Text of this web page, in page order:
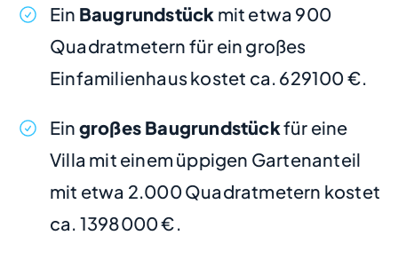
Ein Baugrundstück mit etwa 900
Quadratmetern für ein großes
Einfamilienhaus kostet ca. 629100 €.
Ein großes Baugrundstückfür eine
Villa mit einem üppigen Gartenanteil
mit etwa 2.000 Quadratmetern kostet
ca. 1398000 €.